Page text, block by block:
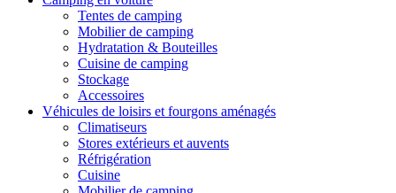
Tentes de camping
Mobilier de camping
Hydratation & Bouteilles
Cuisine de camping
Stockage
Accessoires
Véhicules de loisirs et fourgons aménagés
Climatiseurs
Stores extérieurs et auvents
Réfrigération
Cuisine